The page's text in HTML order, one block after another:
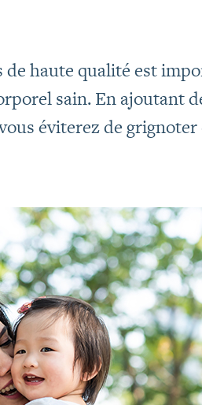
haute qualité est
sain. En ajoutant
éviterez de